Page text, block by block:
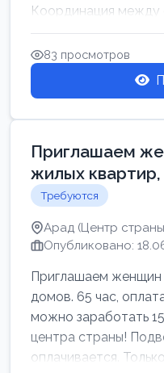
Координация между
для обеспечения
83 просмотров
Приглашаем
жилых
Требуются
Арад (Центр
Опубликовано:
Приглашаем женщин
домов. 65 час,
можно заработать
центра страны!
оплачивается.